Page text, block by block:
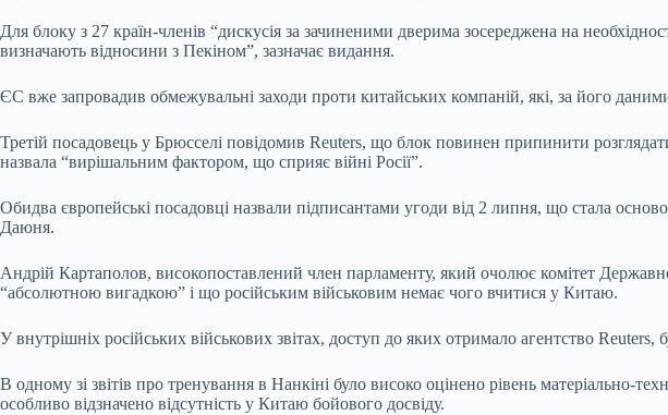
Для блоку з 27 країн-членів “дискусія за зачиненими дверима зосереджена на
визначають відносини з Пекіном”, зазначає видання.
ЄС вже запровадив обмежувальні заходи проти китайських компаній, які, за його
Третій посадовець у Брюсселі повідомив Reuters, що блок повинен припинити
назвала “вирішальним фактором, що сприяє війні Росії”.
Обидва європейські посадовці назвали підписантами угоди від 2 липня, що стала
Даюня.
Андрій Картаполов, високопоставлений член парламенту, який очолює комітет
“абсолютною вигадкою” і що російським військовим немає чого вчитися у Китаю.
У внутрішніх російських військових звітах, доступ до яких отримало агентство Reuters,
В одному зі звітів про тренування в Нанкіні було високо оцінено рівень матеріально-
особливо відзначено відсутність у Китаю бойового досвіду.